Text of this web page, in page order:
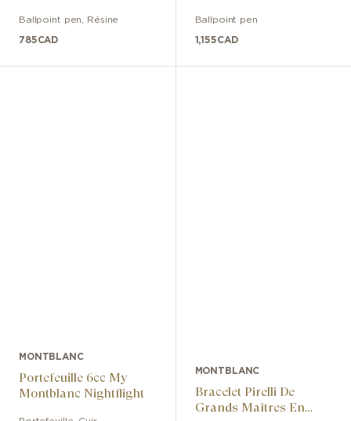
Ballpoint pen Résine
785CAD
Ballpoint pen
1,155CAD
MONTBLANC
Portefeuille 6cc My
Montblanc Nightflight
MONTBLANC
Bracelet Pirelli De
Grands Maîtres En